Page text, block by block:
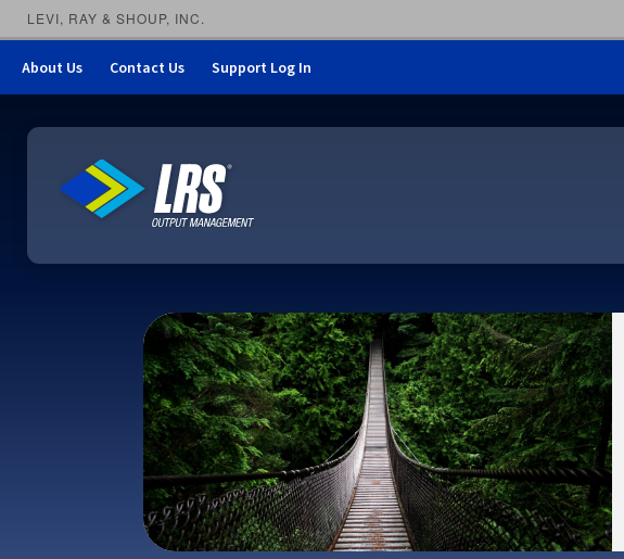
LEVI, RAY & SHOUP, INC.
About Us Contact Us Support Log In
LRS Output Management